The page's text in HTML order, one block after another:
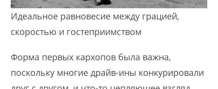
Идеальное равновесие между грацией,
скоростью и гостеприимством
Форма первых кархопов была важна,
поскольку многие драйв-ины конкурировали